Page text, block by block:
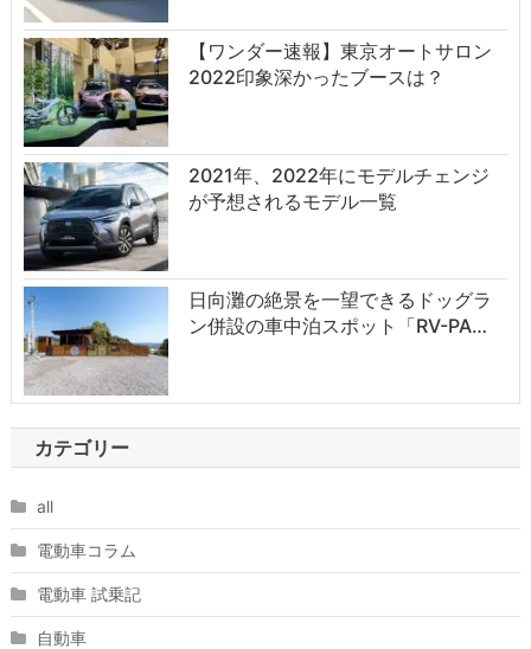
【ワンダー速報】東京オートサロン
2022印象深かったブースは？
2021年、2022年にモデルチェンジ
が予想されるモデル一覧
日向灘の絶景を一望できるドッグラ
ン併設の車中泊スポット「RV-PA…
カテゴリー
all
電動車コラム
電動車 試乗記
自動車